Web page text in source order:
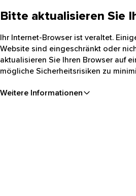
Bitte aktualisieren Sie
Ihr Internet-Browser ist veraltet.
Website sind eingeschränkt oder
aktualisieren Sie Ihren Browser auf
mögliche Sicherheitsrisiken zu
Weitere Informationen